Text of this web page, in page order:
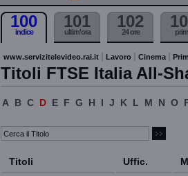
100
indice
101
ultim'ora
102
24 ore
www.servizitelevideo.rai.it Lavoro Cinema
Titoli FTSE Italia All-
A B C D E F G H I J K L M N O
Titoli Uffic.